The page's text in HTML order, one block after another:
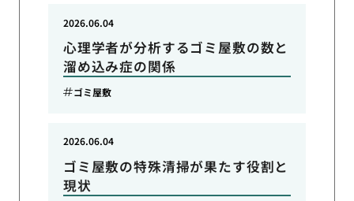
心理学者が分析するゴミ屋敷の数と
溜め込み症の関係
2026.06.04
ゴミ屋敷
ゴミ屋敷の特殊清掃が果たす役割と
現状
2026.06.04